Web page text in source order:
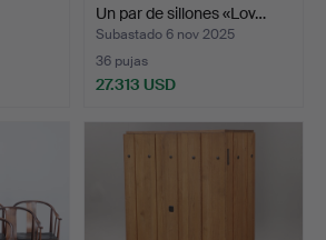
Un par de sillones «Lov…
Subastado 6 nov 2025
36 pujas
27.313 USD
seleccionado